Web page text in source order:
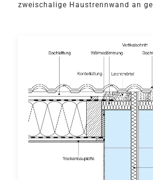
zweischalige Haustrennwand an